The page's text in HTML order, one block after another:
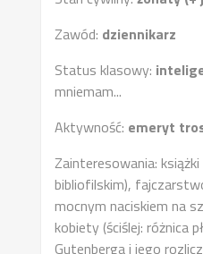
Zawód: dziennikarz
Status klasowy:
mniemam...
Aktywność: emeryt
Zainteresowania:
bibliofilskim),
mocnym naciskiem na
kobiety (ściślej: różnica
Gutenberga i jego